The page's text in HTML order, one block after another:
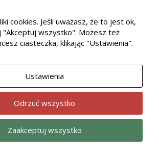
cookies. Jeśli uważasz, że to jest ok,
"Akceptuj wszystko". Możesz też
ciasteczka, klikając "Ustawienia".
Ustawienia
Odrzuć wszystko
Zaakceptuj wszystko